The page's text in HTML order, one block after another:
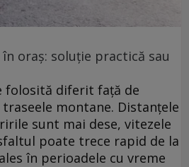
oraș: soluție practică sau
folosită diferit față de
montane. Distanțele
sunt mai dese, vitezele
poate trece rapid de la
în perioadele cu vreme